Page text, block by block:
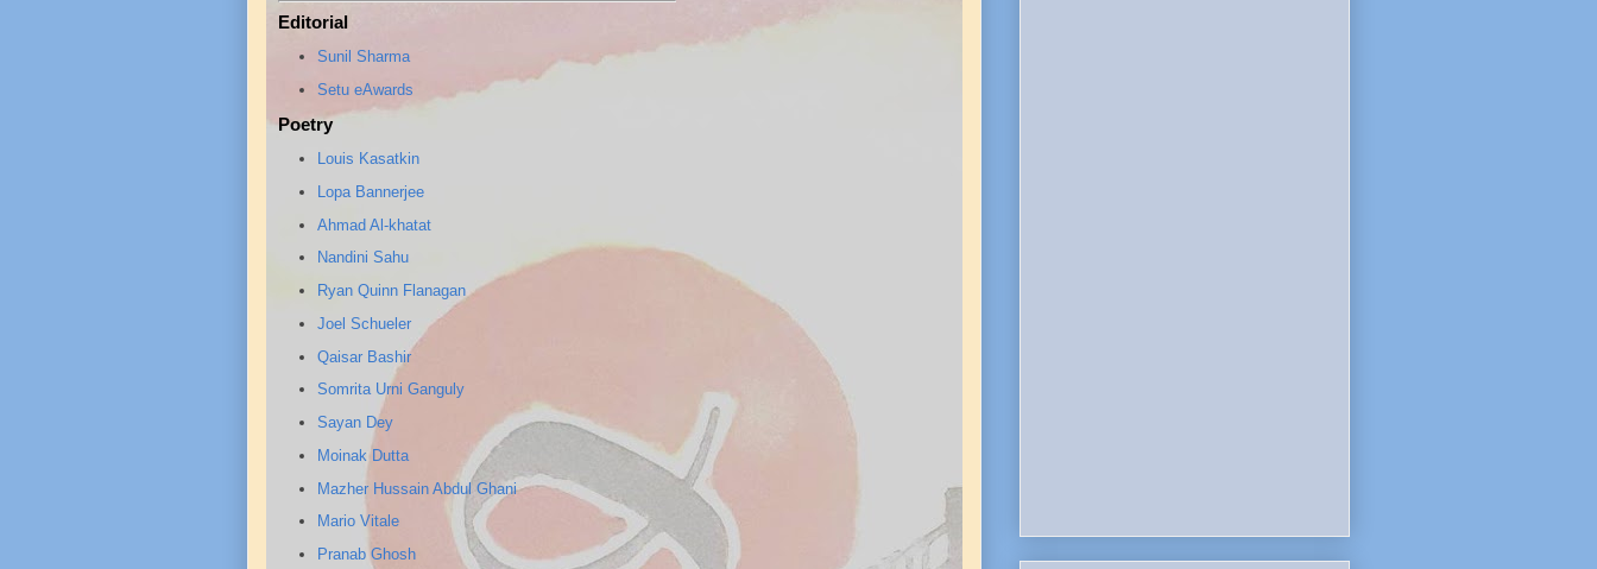
Editorial
Sunil Sharma
Setu eAwards
Poetry
Louis Kasatkin
Lopa Bannerjee
Ahmad Al-khatat
Nandini Sahu
Ryan Quinn Flanagan
Joel Schueler
Qaisar Bashir
Somrita Urni Ganguly
Sayan Dey
Moinak Dutta
Mazher Hussain Abdul Ghani
Mario Vitale
Pranab Ghosh